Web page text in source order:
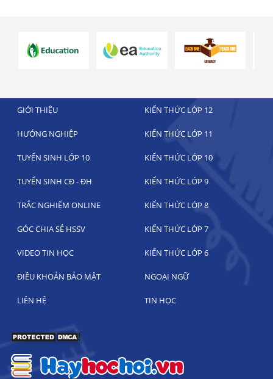
GIỚI THIỆU KIẾN THỨC LỚP 12
HƯỚNG NGHIỆP KIẾN THỨC LỚP 11
TUYỂN SINH LỚP 10 KIẾN THỨC LỚP 10
TUYỂN SINH CĐ - ĐH KIẾN THỨC LỚP 9
TRẮC NGHIỆM ONLINE KIẾN THỨC LỚP 8
GÓC CHIA SẺ HSSV KIẾN THỨC LỚP 7
VIDEO TIN HỌC KIẾN THỨC LỚP 6
ĐIỀU KHOẢN BẢO MẬT NGOẠI NGỮ
LIÊN HỆ TIN HỌC